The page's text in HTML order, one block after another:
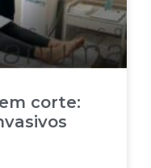
corte: